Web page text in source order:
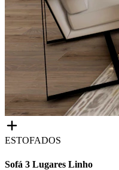
ESTOFADOS
Sofá 3 Lugares Linho